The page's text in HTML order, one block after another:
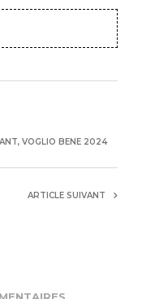
, VOGLIO BENE 2024
ARTICLE SUIVANT